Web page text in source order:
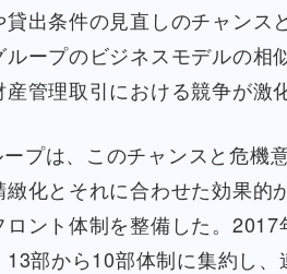
貸出条件の見直しのチャンス
ループのビジネスモデルの相
管理取引における競争が激
プは、このチャンスと危機
緻化とそれに合わせた効果的
ロント体制を整備した。
13部から10部体制に集約し